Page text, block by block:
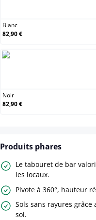
Blanc
82,90 €
Noir
82,90 €
Produits phares
Le tabouret de bar
les locaux.
Pivote à 360°, hauteur
Sols sans rayures
sol.